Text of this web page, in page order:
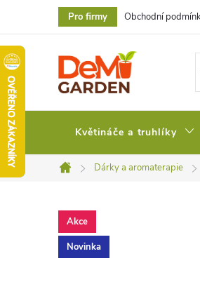
obsah
Pro firmy Obchodní
Květináče a truhlíky
Domů
Dárky a aromaterapie
Akce
Novinka